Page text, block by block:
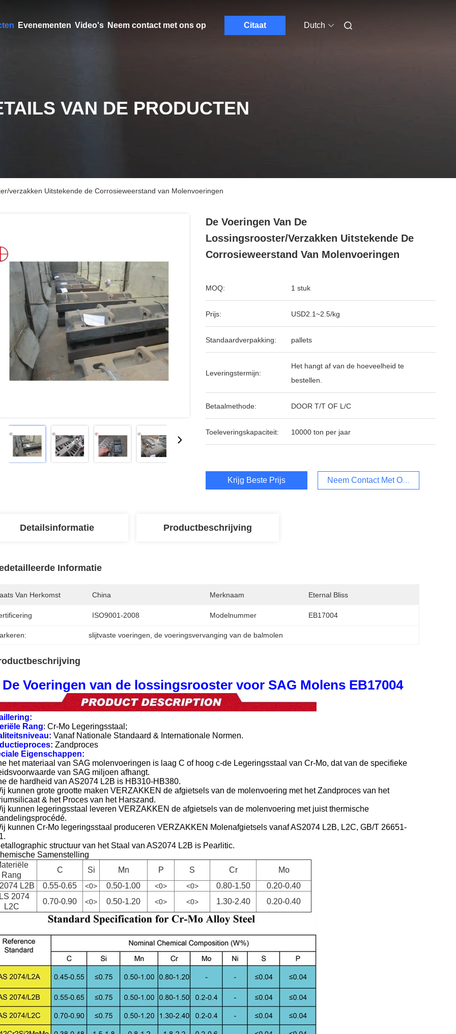
Evenementen Video's Neem contact met ons op Citaat Dutch
VAN DE PRODUCTEN
verzakken Uitstekende de Corrosieweerstand van Molenvoeringen
De Voeringen Van De
Lossingsrooster/verzakken Uitstekende De
Corrosieweerstand Van Molenvoeringen
MOQ: 1 stuk
Prijs: USD2.1~2.5/kg
Standaardverpakking: pallets
Leveringstermijn:
Het hangt af van de hoeveelheid te
bestellen.
Betaalmethode: DOOR T/T OF L/C
Toeleveringskapaciteit: 10000 ton per jaar
Krijg Beste Prijs Neem Contact Met Ons Op
Detailsinformatie Productbeschrijving
Informatie
Van Herkomst China Merknaam Eternal Bliss
ISO9001-2008 Modelnummer EB17004
slijtvaste voeringen , de voeringsvervanging van de balmolen
De Voeringen van de lossingsrooster voor SAG Molens EB17004
Rang: Cr-Mo Legeringsstaal;
Vanaf Nationale Standaard & Internationale Normen.
Zandproces
Eigenschappen:
het materiaal van SAG molenvoeringen is laag C of hoog c-de Legeringsstaal van Cr-Mo, dat van de specifieke
van SAG miljoen afhangt.
de hardheid van AS2074 L2B is HB310-HB380.
kunnen grote grootte maken VERZAKKEN de afgietsels van de molenvoering met het Zandproces van het
& het Proces van het Harszand.
kunnen legeringsstaal leveren VERZAKKEN de afgietsels van de molenvoering met juist thermische
kunnen Cr-Mo legeringsstaal produceren VERZAKKEN Molenafgietsels vanaf AS2074 L2B, L2C, GB/T 26651-
structuur van het Staal van AS2074 L2B is Pearlitic.
Samenstelling
Rang
C Si Mn P S Cr
Mo
L2B
0.55-0.65 <0> 0.50-1.00 <0> <0> 0.80-1.50
0.20-0.40
2074
L2C
0.70-0.90 <0> 0.50-1.20 <0> <0> 1.30-2.40 0.20-0.40